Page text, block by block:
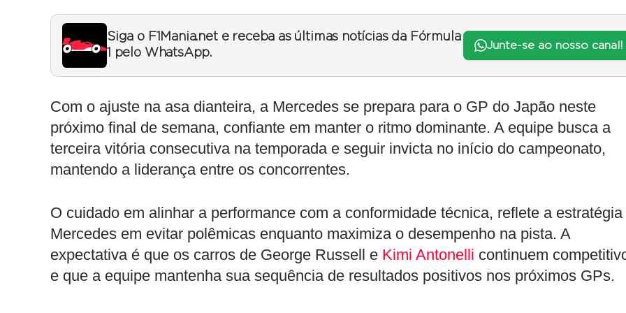
Siga o F1Mania.net e receba as últimas notícias da Fórmula
1 pelo WhatsApp.
Junte-se ao nosso canal!
Com o ajuste na asa dianteira, a Mercedes se prepara para o GP do Japão neste
próximo final de semana, confiante em manter o ritmo dominante. A equipe busca a
terceira vitória consecutiva na temporada e seguir invicta no início do campeonato,
mantendo a liderança entre os concorrentes.
O cuidado em alinhar a performance com a conformidade técnica, reflete a estratégia
Mercedes em evitar polêmicas enquanto maximiza o desempenho na pista. A
expectativa é que os carros de George Russell e Kimi Antonelli continuem
e que a equipe mantenha sua sequência de resultados positivos nos próximos GPs.